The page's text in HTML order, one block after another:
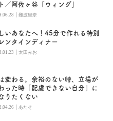
／阿佐ヶ谷「ウィング」
|難波里奈
いあなたへ！45分で作れる特別
ンタインディナー
|太田みお
変わる。余裕のない時、立場が
った時「配慮できない自分」に
りたくない
| あたそ